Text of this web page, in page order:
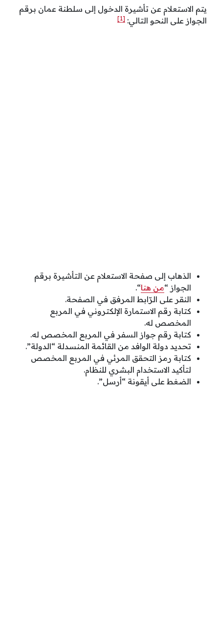
يتم الاستعلام عن تأشيرة الدخول إلى سلطنة عمان برقم
الجواز على النحو التالي: [1]
الذهاب إلى صفحة الاستعلام عن التأشيرة برقم
الجواز “من هنا“.
النقر على الرّابط المرفق في الصفحة.
كتابة رقم الاستمارة الإلكتروني في المربع
المخصص له.
كتابة رقم جواز السفر في المربع المخصص له.
تحديد دولة الوافد من القائمة المنسدلة “الدولة”.
كتابة رمز التحقق المرئي في المربع المخصص
لتأكيد الاستخدام البشري للنظام.
الضغط على أيقونة “أرسل”.